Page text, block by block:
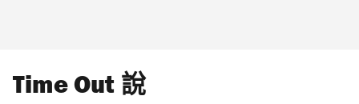
Time Out 說